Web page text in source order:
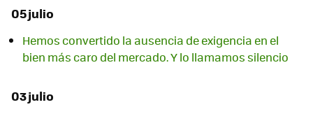
05 julio
Hemos convertido la ausencia de exigencia en el
bien más caro del mercado. Y lo llamamos silencio
03 julio